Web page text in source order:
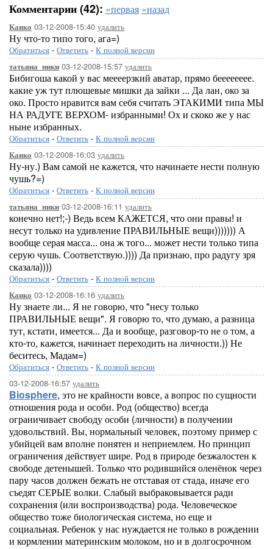
Комментарии (42): «первая «назад
Каико 03-12-2008-15:40 удалить
Ну что-то типо того, ага=)
Обратиться - Ответить - К полной версии
татьяна_ники 03-12-2008-15:57 удалить
Бибигоша какой у вас меееерзкий аватар, прямо бееееееее.
какие уж тут плюшевые мишки да зайки ... Да лан, око за
око. Просто нравится вам себя считать ЭТАКИМИ типа МЫ
НА РАДУГЕ ВЕРХОМ- избранными! Ох и скоко же у нас
ныне избранных.
Обратиться - Ответить - К полной версии
Каико 03-12-2008-16:03 удалить
Ну-ну.) Вам самой не кажется, что начинаете нести полную
чушь?=)
Обратиться - Ответить - К полной версии
татьяна_ники 03-12-2008-16:11 удалить
конечно нет!;-) Ведь всем КАЖЕТСЯ, что они правы! и
несут только на удивление ПРАВИЛЬНЫЕ вещи))))))) А
вообще серая масса... она ж того... может нести только типа
серую чушь. Соответствую.)))) Да признаю, про радугу зря
сказала))))
Обратиться - Ответить - К полной версии
Каико 03-12-2008-16:16 удалить
Ну знаете ли... Я не говорю, что "несу только
ПРАВИЛЬНЫЕ вещи". Я говорю то, что думаю, а разница
тут, кстати, имеется... Да и вообще, разговор-то не о том, а
кто-то, кажется, начинает переходить на личности.)) Не
беситесь, Мадам=)
Обратиться - Ответить - К полной версии
03-12-2008-16:57 удалить
Biosphere, это не крайности вовсе, а вопрос по сущности
отношения рода и особи. Род (общество) всегда
ограничивает свободу особи (личности) в получении
удовольствий. Вы, нормальный человек, поэтому пример с
убийцей вам вполне понятен и неприемлем. Но принцип
ограничения действует шире. Род в природе безжалостен к
свободе детенышей. Только что родившийся оленёнок через
пару часов должен бежать не отставая от стада, иначе его
съедят СЕРЫЕ волки. Слабый выбраковывается ради
сохранения (или воспроизводства) рода. Человеческое
общество тоже биологическая система, но еще и
социальная. Ребенок у нас нуждается не только в рождении
и кормлении материнским молоком, но и в долгосрочном